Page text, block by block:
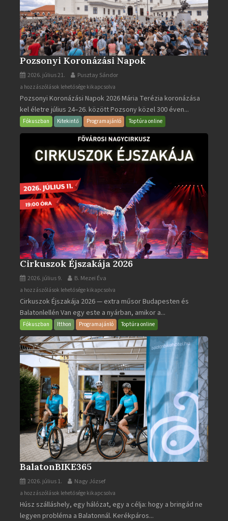
Pozsonyi Koronázási Napok
2026. július 21. Pusztay Sándor
Pozsonyi
Koronázási
Napok
bejegyzéshez
a hozzászólások lehetősége kikapcsolva
Pozsonyi Koronázási Napok 2026 Mária Terézia koronázása
kel életre július 24–26. között Pozsony közel 300 éven...
Fókuszban Kitekintő Programajánló Toptúra online
Cirkuszok Éjszakája 2026
2026. július 9. B. Mezei Éva
Cirkuszok
Éjszakája
2026
bejegyzéshez
a hozzászólások lehetősége kikapcsolva
Cirkuszok Éjszakája 2026 — extra műsor Budapesten és
Balatonlellén Van egy este a nyárban, amikor a...
Fókuszban Itthon Programajánló Toptúra online
BalatonBIKE365
2026. július 1. Nagy József
BalatonBIKE365
bejegyzéshez
a hozzászólások lehetősége kikapcsolva
Húsz szálláshely, egy hálózat, egy a célja: hogy a bringád ne
legyen probléma a Balatonnál. Kerékpáros...